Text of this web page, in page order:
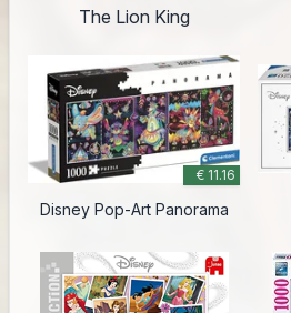
The Lion King
€ 11.16
Disney Pop-Art Panorama